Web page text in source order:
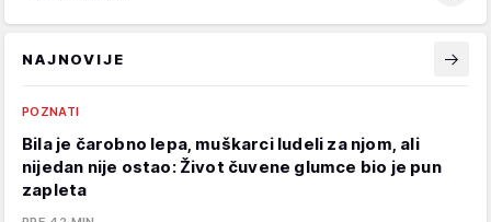
NAJNOVIJE
POZNATI
Bila je čarobno lepa, muškarci ludeli za njom, ali
nijedan nije ostao: Život čuvene glumce bio je pun
zapleta